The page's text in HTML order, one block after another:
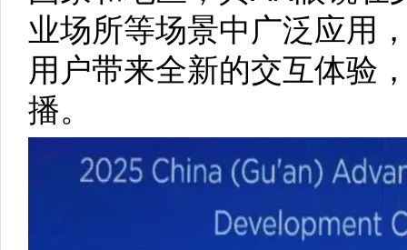
业场所等场景中广泛应用
用户带来全新的交互体验
播。